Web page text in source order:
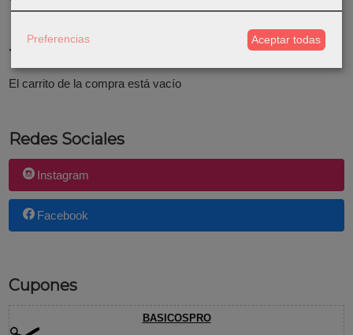
Tu Carrito (0)
El carrito de la compra está vacío
Redes Sociales
Instagram
Facebook
Cupones
BASICOSPRO
Preferencias Aceptar todas